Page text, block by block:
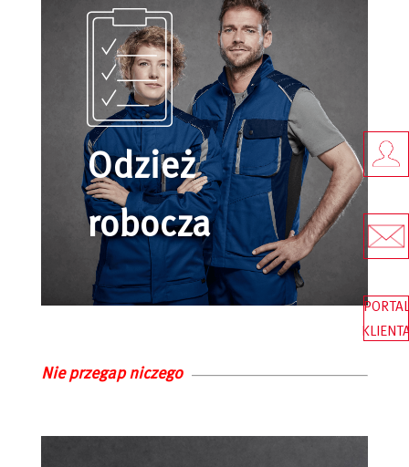
Odzież
robocza
Nie przegap niczego
PORTAL